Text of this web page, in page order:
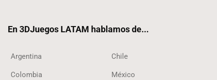
En 3DJuegos LATAM hablamos de...
Argentina Chile
Colombia México